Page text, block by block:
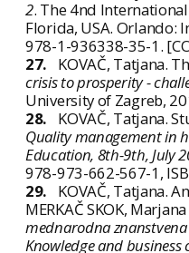
2. The 4nd
Florida, USA. Orlando:
978-1-936338-35-1.
27.
KOVAČ, Tatjana.
crisis to prosperity -
University of Zagreb,
28.
KOVAČ, Tatjana.
Quality management in
Education, 8th-9th, July
978-973-662-567-1,
29.
KOVAČ, Tatjana.
MERKAČ SKOK,
mednarodna znanstvena
Knowledge and